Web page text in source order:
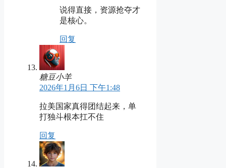
说得直接，资源抢夺才
是核心。
回复
糖豆小羊
2026年1月6日 下午1:48
拉美国家真得团结起来，单
打独斗根本扛不住
回复